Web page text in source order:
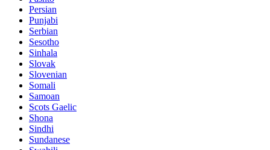
Persian
Punjabi
Serbian
Sesotho
Sinhala
Slovak
Slovenian
Somali
Samoan
Scots Gaelic
Shona
Sindhi
Sundanese